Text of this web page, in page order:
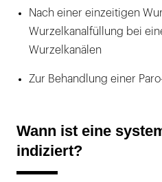
Nach einer einzeitigen
Wurzelkanalfüllung bei
Wurzelkanälen
Zur Behandlung einer
Wann ist eine
indiziert?